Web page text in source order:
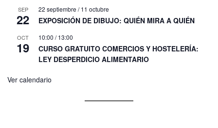
SEP
22
22 septiembre /11 octubre
EXPOSICIÓN DE DIBUJO: QUIÉN MIRA A QUIÉN
OCT
19
10:00 /13:00
CURSO GRATUITO COMERCIOS Y HOSTELERÍA:
LEY DESPERDICIO ALIMENTARIO
Ver calendario